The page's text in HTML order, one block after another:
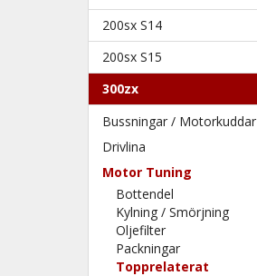
200sx S14
200sx S15
300zx
Bussningar / Motorkuddar
Drivlina
Motor Tuning
Bottendel
Kylning / Smörjning
Oljefilter
Packningar
Topprelaterat